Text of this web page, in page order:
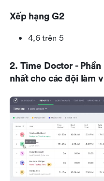
Xếp hạng G2
4,6 trên 5
2. Time Doctor -
nhất cho các đội làm